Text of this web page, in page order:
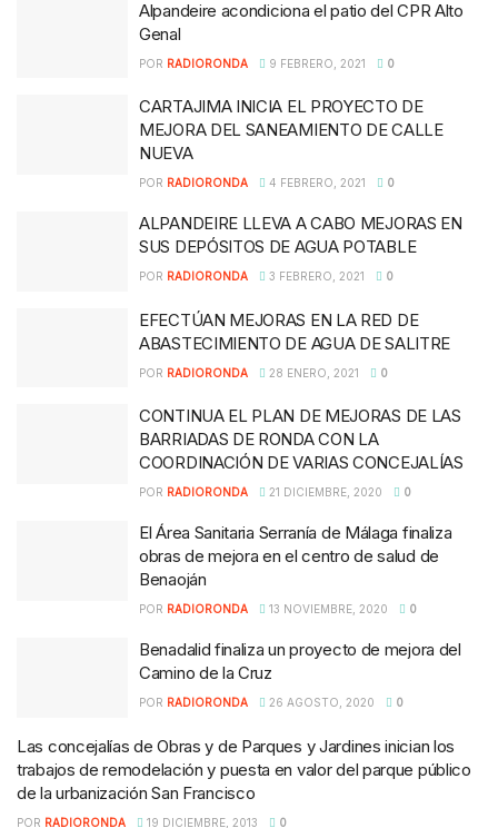
Alpandeire acondiciona el patio del CPR Alto
Genal
POR RADIORONDA 9 FEBRERO, 2021 0
CARTAJIMA INICIA EL PROYECTO DE
MEJORA DEL SANEAMIENTO DE CALLE
NUEVA
POR RADIORONDA 4 FEBRERO, 2021 0
ALPANDEIRE LLEVA A CABO MEJORAS EN
SUS DEPÓSITOS DE AGUA POTABLE
POR RADIORONDA 3 FEBRERO, 2021 0
EFECTÚAN MEJORAS EN LA RED DE
ABASTECIMIENTO DE AGUA DE SALITRE
POR RADIORONDA 28 ENERO, 2021 0
CONTINUA EL PLAN DE MEJORAS DE LAS
BARRIADAS DE RONDA CON LA
COORDINACIÓN DE VARIAS CONCEJALÍAS
POR RADIORONDA 21 DICIEMBRE, 2020 0
El Área Sanitaria Serranía de Málaga finaliza
obras de mejora en el centro de salud de
Benaoján
POR RADIORONDA 13 NOVIEMBRE, 2020 0
Benadalid finaliza un proyecto de mejora del
Camino de la Cruz
POR RADIORONDA 26 AGOSTO, 2020 0
Las concejalías de Obras y de Parques y Jardines inician los
trabajos de remodelación y puesta en valor del parque público
de la urbanización San Francisco
POR RADIORONDA 19 DICIEMBRE, 2013 0